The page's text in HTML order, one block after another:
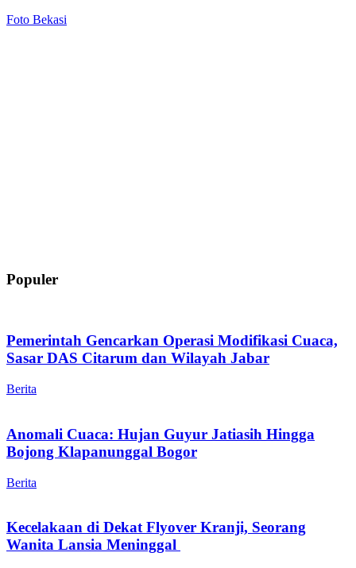
Foto Bekasi
Populer
Pemerintah Gencarkan Operasi Modifikasi Cuaca,
Sasar DAS Citarum dan Wilayah Jabar
Berita
Anomali Cuaca: Hujan Guyur Jatiasih Hingga
Bojong Klapanunggal Bogor
Berita
Kecelakaan di Dekat Flyover Kranji, Seorang
Wanita Lansia Meninggal